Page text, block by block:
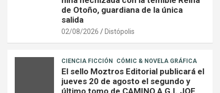
de Otoño, guardiana de la única
salida
02/08/2026 Distópolis
CIENCIA FICCIÓN CÓMIC & NOVELA GRÁFICA
El sello Moztros Editorial publicará el
jueves 20 de agosto el segundo y